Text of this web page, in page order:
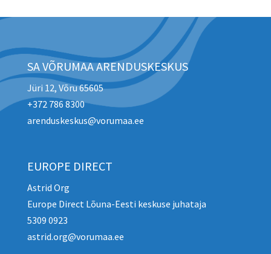
SA VÕRUMAA ARENDUSKESKUS
Jüri 12, Võru 65605
+372 786 8300
arenduskeskus@vorumaa.ee
EUROPE DIRECT
Astrid Org
Europe Direct Lõuna-Eesti keskuse juhataja
5309 0923
astrid.org@vorumaa.ee